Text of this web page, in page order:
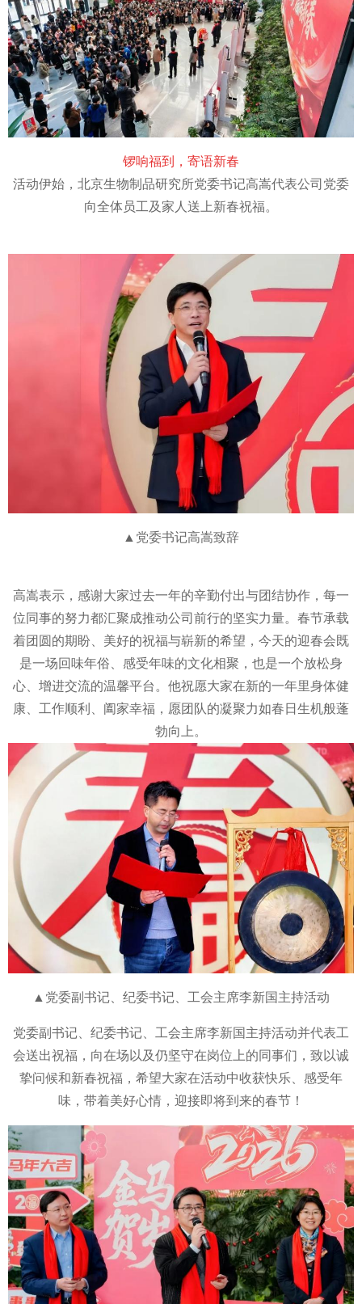
锣响福到，寄语新春
活动伊始，北京生物制品研究所党委书记高嵩代表公司党委
向全体员工及家人送上新春祝福。
▲党委书记高嵩致辞
高嵩表示，感谢大家过去一年的辛勤付出与团结协作，每一
位同事的努力都汇聚成推动公司前行的坚实力量。春节承载
着团圆的期盼、美好的祝福与崭新的希望，今天的迎春会既
是一场回味年俗、感受年味的文化相聚，也是一个放松身
心、增进交流的温馨平台。他祝愿大家在新的一年里身体健
康、工作顺利、阖家幸福，愿团队的凝聚力如春日生机般蓬
勃向上。
▲党委副书记、纪委书记、工会主席李新国主持活动
党委副书记、纪委书记、工会主席李新国主持活动并代表工
会送出祝福，向在场以及仍坚守在岗位上的同事们，致以诚
挚问候和新春祝福，希望大家在活动中收获快乐、感受年
味，带着美好心情，迎接即将到来的春节！